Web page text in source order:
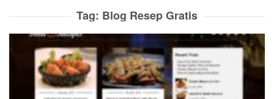
Tag: Blog Resep Gratis